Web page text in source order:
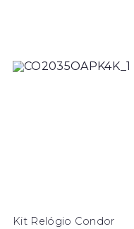
Kit Relógio Condor